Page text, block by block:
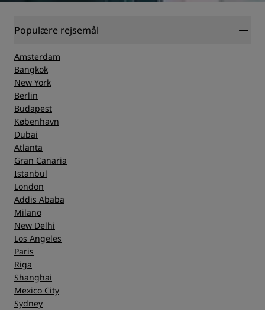
Populære rejsemål
Amsterdam
Bangkok
New York
Berlin
Budapest
København
Dubai
Atlanta
Gran Canaria
Istanbul
London
Addis Ababa
Milano
New Delhi
Los Angeles
Paris
Riga
Shanghai
Mexico City
Sydney